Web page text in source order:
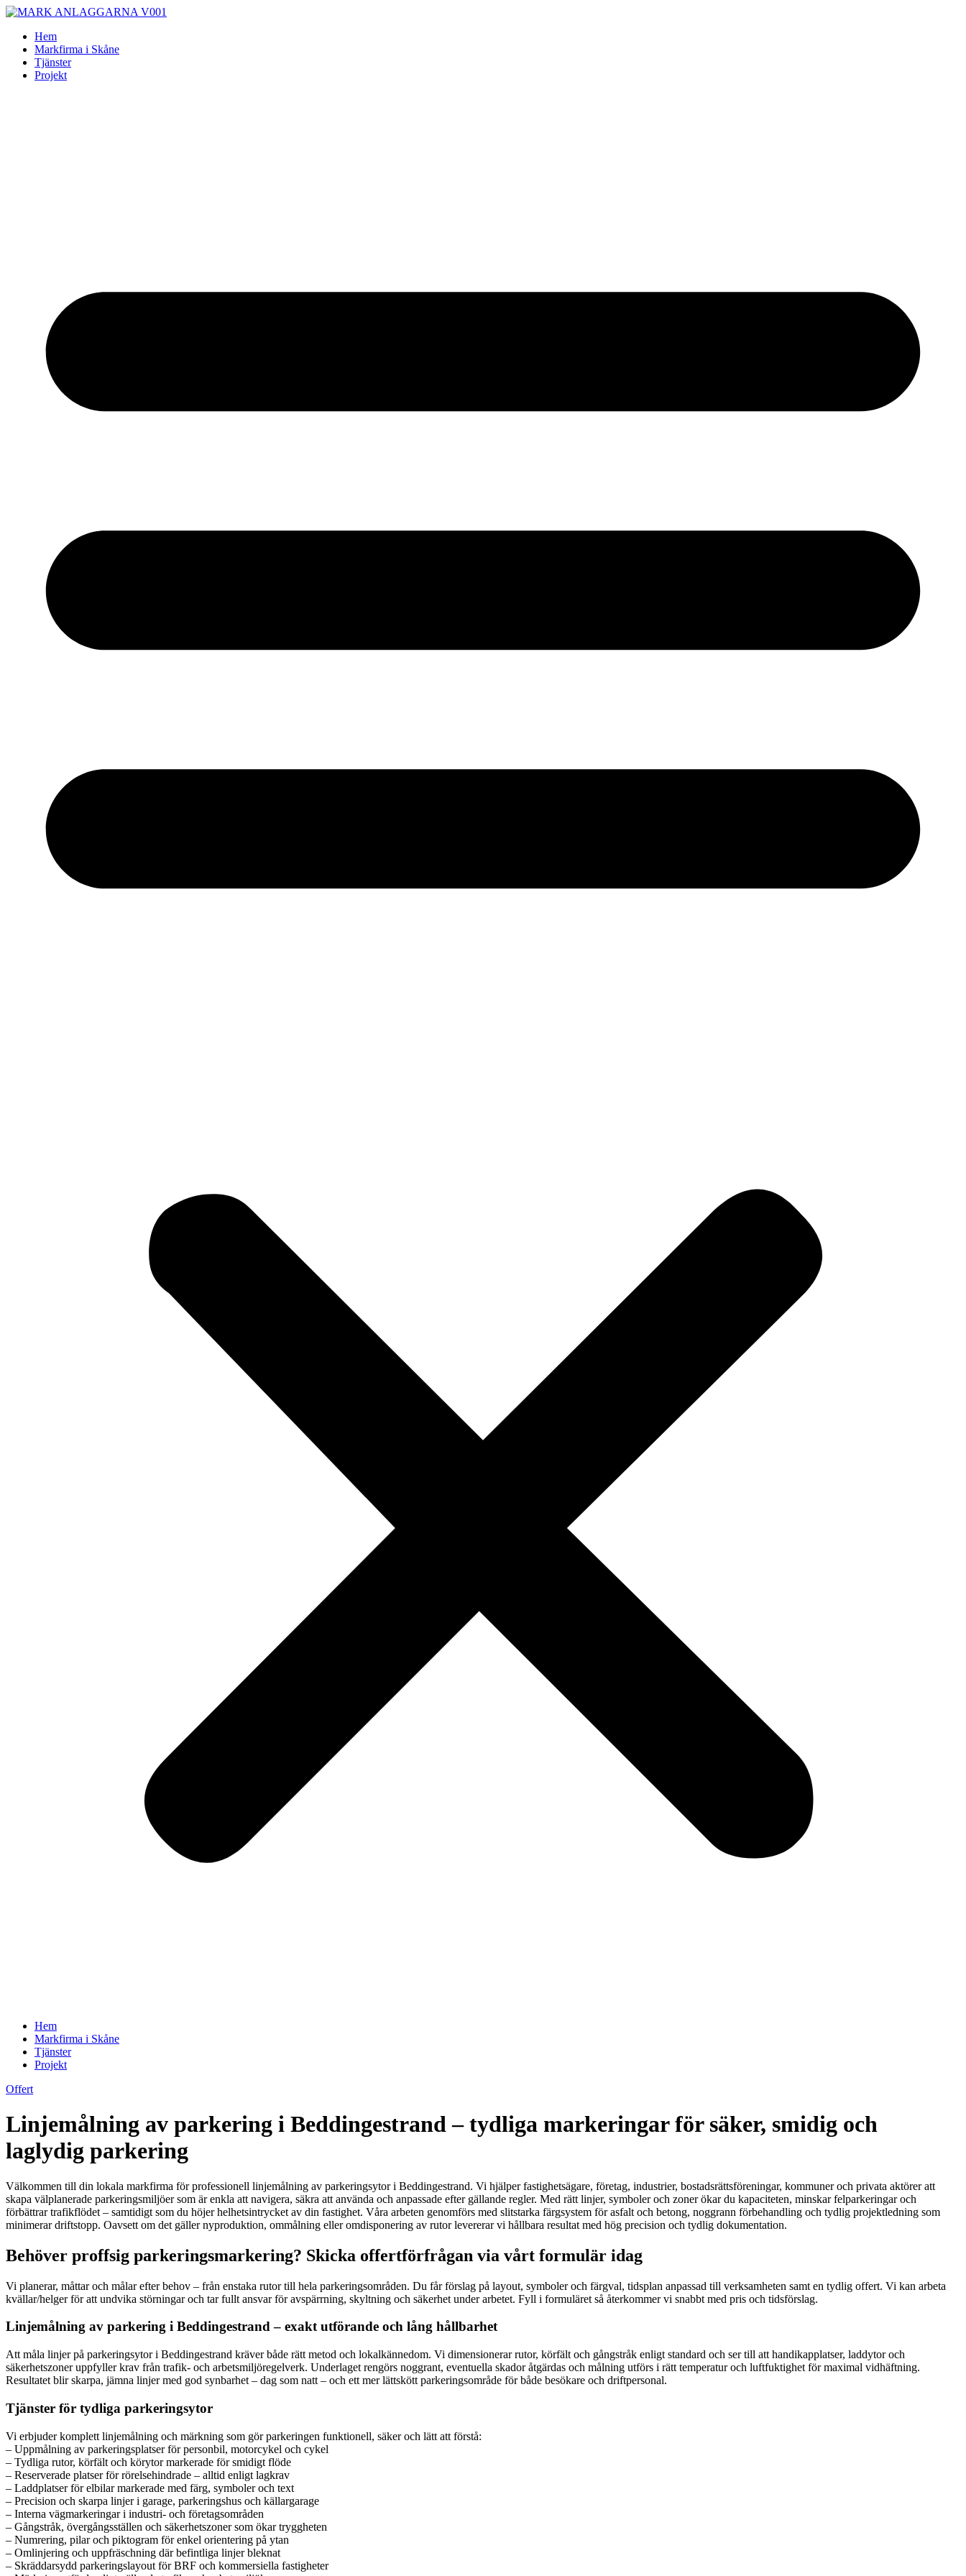
Skip
contentHem
Markfirma i Skåne
Tjänster
Projekt
Hem
Markfirma i Skåne
Tjänster
Projekt
Offert
Linjemålning av parkering i Beddingestrand – tydliga markeringar för säker, smidig och
laglydig parkering
Välkommen till din lokala markfirma för professionell linjemålning av parkeringsytor i Beddingestrand. Vi hjälper fastighetsägare, företag, industrier, bostadsrättsföreningar, kommuner och privata aktörer att
skapa välplanerade parkeringsmiljöer som är enkla att navigera, säkra att använda och anpassade efter gällande regler. Med rätt linjer, symboler och zoner ökar du kapaciteten, minskar felparkeringar och
förbättrar trafikflödet – samtidigt som du höjer helhetsintrycket av din fastighet. Våra arbeten genomförs med slitstarka färgsystem för asfalt och betong, noggrann förbehandling och tydlig projektledning som
minimerar driftstopp. Oavsett om det gäller nyproduktion, ommålning eller omdisponering av rutor levererar vi hållbara resultat med hög precision och tydlig dokumentation.
Behöver proffsig parkeringsmarkering? Skicka offertförfrågan via vårt formulär idag
Vi planerar, måttar och målar efter behov – från enstaka rutor till hela parkeringsområden. Du får förslag på layout, symboler och färgval, tidsplan anpassad till verksamheten samt en tydlig offert. Vi kan arbeta
kvällar/helger för att undvika störningar och tar fullt ansvar för avspärrning, skyltning och säkerhet under arbetet. Fyll i formuläret så återkommer vi snabbt med pris och tidsförslag.
Linjemålning av parkering i Beddingestrand – exakt utförande och lång hållbarhet
Att måla linjer på parkeringsytor i Beddingestrand kräver både rätt metod och lokalkännedom. Vi dimensionerar rutor, körfält och gångstråk enligt standard och ser till att handikapplatser, laddytor och
säkerhetszoner uppfyller krav från trafik- och arbetsmiljöregelverk. Underlaget rengörs noggrant, eventuella skador åtgärdas och målning utförs i rätt temperatur och luftfuktighet för maximal vidhäftning.
Resultatet blir skarpa, jämna linjer med god synbarhet – dag som natt – och ett mer lättskött parkeringsområde för både besökare och driftpersonal.
Tjänster för tydliga parkeringsytor
Vi erbjuder komplett linjemålning och märkning som gör parkeringen funktionell, säker och lätt att förstå:
– Uppmålning av parkeringsplatser för personbil, motorcykel och cykel
– Tydliga rutor, körfält och körytor markerade för smidigt flöde
– Reserverade platser för rörelsehindrade – alltid enligt lagkrav
– Laddplatser för elbilar markerade med färg, symboler och text
– Precision och skarpa linjer i garage, parkeringshus och källargarage
– Interna vägmarkeringar i industri- och företagsområden
– Gångstråk, övergångsställen och säkerhetszoner som ökar tryggheten
– Numrering, pilar och piktogram för enkel orientering på ytan
– Omlinjering och uppfräschning där befintliga linjer bleknat
– Skräddarsydd parkeringslayout för BRF och kommersiella fastigheter